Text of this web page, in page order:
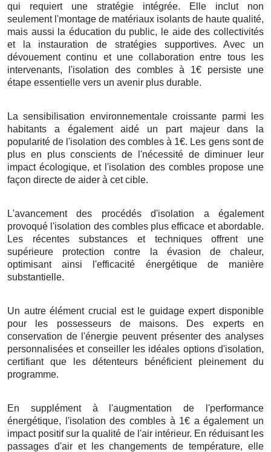
qui requiert une stratégie intégrée. Elle inclut non
seulement l'montage de matériaux isolants de haute qualité,
mais aussi la éducation du public, le aide des collectivités
et la instauration de stratégies supportives. Avec un
dévouement continu et une collaboration entre tous les
intervenants, l'isolation des combles à 1€ persiste une
étape essentielle vers un avenir plus durable.
La sensibilisation environnementale croissante parmi les
habitants a également aidé un part majeur dans la
popularité de l'isolation des combles à 1€. Les gens sont de
plus en plus conscients de l'nécessité de diminuer leur
impact écologique, et l'isolation des combles propose une
façon directe de aider à cet cible.
L'avancement des procédés d'isolation a également
provoqué l'isolation des combles plus efficace et abordable.
Les récentes substances et techniques offrent une
supérieure protection contre la évasion de chaleur,
optimisant ainsi l'efficacité énergétique de manière
substantielle.
Un autre élément crucial est le guidage expert disponible
pour les possesseurs de maisons. Des experts en
conservation de l'énergie peuvent présenter des analyses
personnalisées et conseiller les idéales options d'isolation,
certifiant que les détenteurs bénéficient pleinement du
programme.
En supplément à l'augmentation de l'performance
énergétique, l'isolation des combles à 1€ a également un
impact positif sur la qualité de l'air intérieur. En réduisant les
passages d'air et les changements de température, elle